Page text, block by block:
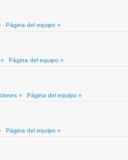
Página del equipo »
Página del equipo »
»
Página del equipo »
Página del equipo »